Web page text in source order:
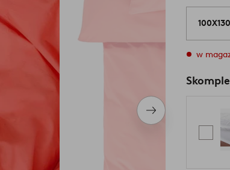
Następny
produkt
100X130
w